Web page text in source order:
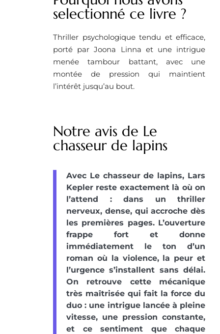
selectionné ce livre ?
Thriller psychologique tendu et efficace,
porté par Joona Linna et une intrigue
menée tambour battant, avec une
montée de pression qui maintient
l’intérêt jusqu’au bout.
Notre avis de Le
chasseur de lapins
Avec Le chasseur de lapins, Lars
Kepler reste exactement là où on
l’attend : dans un thriller
nerveux, dense, qui accroche dès
les premières pages. L’ouverture
frappe fort et donne
immédiatement le ton d’un
roman où la violence, la peur et
l’urgence s’installent sans délai.
On retrouve cette mécanique
très maîtrisée qui fait la force du
duo : une intrigue lancée à pleine
vitesse, une pression constante,
et ce sentiment que chaque